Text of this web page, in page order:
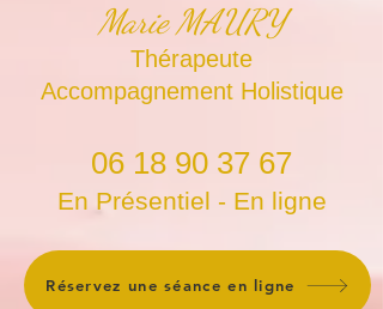
Marie MAURY
Thérapeute
Accompagnement Holistique
06 18 90 37 67
En Présentiel - En ligne
Réservez une séance en ligne